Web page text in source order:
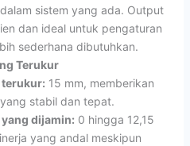
sistem yang ada. Output
dan ideal untuk pengaturan
sederhana dibutuhkan.
Terukur
15 mm, memberikan
stabil dan tepat.
dijamin: 0 hingga 12,15
yang andal meskipun